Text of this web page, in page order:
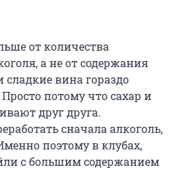
от количества
а не от содержания
сладкие вина гораздо
потому что сахар и
друг друга.
сначала алкоголь,
поэтому в клубах,
с большим содержанием